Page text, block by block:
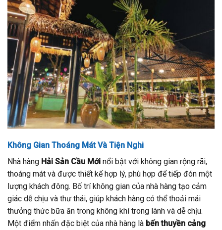
Không Gian Thoáng Mát Và Tiện Nghi
Nhà hàng Hải Sản Cầu Mới nổi bật với không gian rộng rãi,
thoáng mát và được thiết kế hợp lý, phù hợp để tiếp đón một
lượng khách đông. Bố trí không gian của nhà hàng tạo cảm
giác dễ chịu và thư thái, giúp khách hàng có thể thoải mái
thưởng thức bữa ăn trong không khí trong lành và dễ chịu.
Một điểm nhấn đặc biệt của nhà hàng là bến thuyền cảng